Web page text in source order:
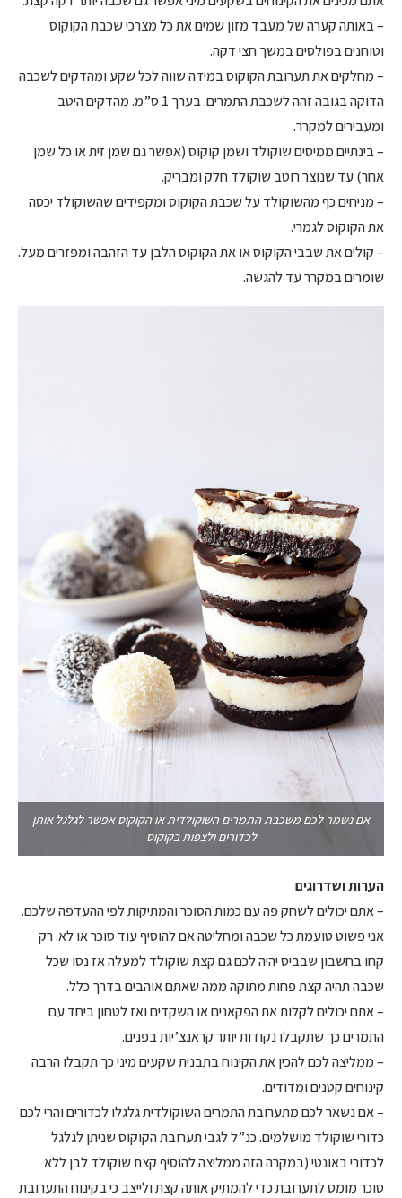
– באותה קערה של מעבד מזון שמים את כל מצרכי שכבת הקוקוס
וטוחנים בפולסים במשך חצי דקה.
– מחלקים את תערובת הקוקוס במידה שווה לכל שקע ומהדקים לשכבה
הדוקה בגובה זהה לשכבת התמרים. בערך 1 ס”מ. מהדקים היטב
ומעבירים למקרר.
– בינתיים ממיסים שוקולד ושמן קוקוס (אפשר גם שמן זית או כל שמן
אחר) עד שנוצר רוטב שוקולד חלק ומבריק.
– מניחים כף מהשוקולד על שכבת הקוקוס ומקפידים שהשוקולד יכסה
את הקוקוס לגמרי.
– קולים את שבבי הקוקוס או את הקוקוס הלבן עד הזהבה ומפזרים מעל.
שומרים במקרר עד להגשה.
אם נשמר לכם משכבת התמרים השוקולדית או הקוקוס אפשר לגלגל אותן
לכדורים ולצפות בקוקוס
הערות ושדרוגים
– אתם יכולים לשחק פה עם כמות הסוכר והמתיקות לפי ההעדפה שלכם.
אני פשוט טועמת כל שכבה ומחליטה אם להוסיף עוד סוכר או לא. רק
קחו בחשבון שבביס יהיה לכם גם קצת שוקולד למעלה אז נסו שכל
שכבה תהיה קצת פחות מתוקה ממה שאתם אוהבים בדרך כלל.
– אתם יכולים לקלות את הפקאנים או השקדים ואז לטחון ביחד עם
התמרים כך שתקבלו נקודות יותר קראנצ’יות בפנים.
– ממליצה לכם להכין את הקינוח בתבנית שקעים מיני כך תקבלו הרבה
קינוחים קטנים ומדודים.
– אם נשאר לכם מתערובת התמרים השוקולדית גלגלו לכדורים והרי לכם
כדורי שוקולד מושלמים. כנ”ל לגבי תערובת הקוקוס שניתן לגלגל
לכדורי באונטי (במקרה הזה ממליצה להוסיף קצת שוקולד לבן ללא
סוכר מומס לתערובת כדי להמתיק אותה קצת ולייצב כי בקינוח התערובת